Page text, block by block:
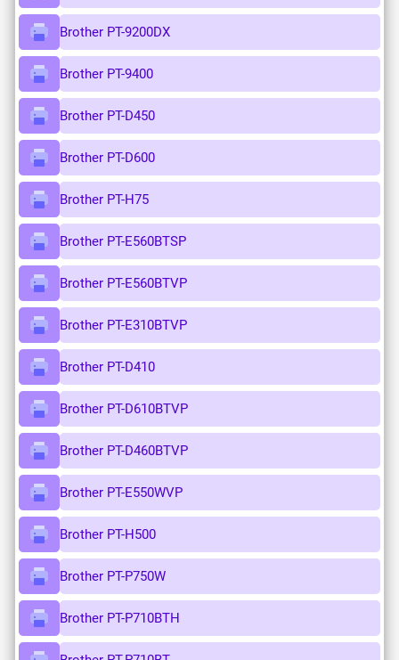
Brother PT-9200DX
Brother PT-9400
Brother PT-D450
Brother PT-D600
Brother PT-H75
Brother PT-E560BTSP
Brother PT-E560BTVP
Brother PT-E310BTVP
Brother PT-D410
Brother PT-D610BTVP
Brother PT-D460BTVP
Brother PT-E550WVP
Brother PT-H500
Brother PT-P750W
Brother PT-P710BTH